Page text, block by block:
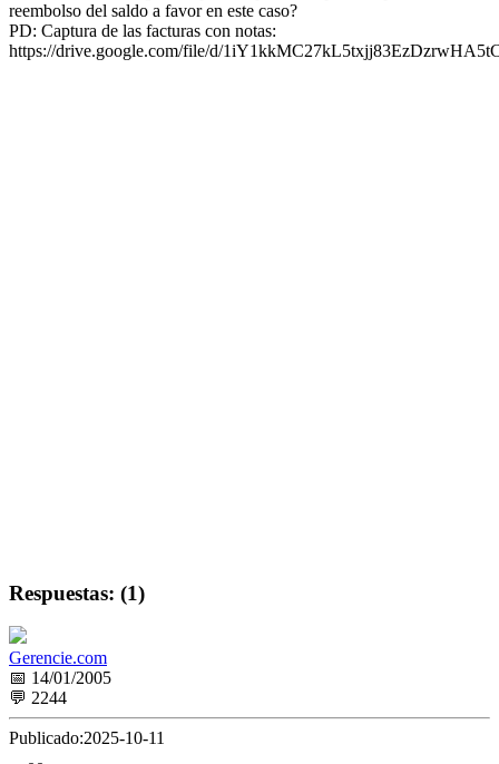
reembolso del saldo a favor en este caso?
PD: Captura de las facturas con notas:
https://drive.google.com/file/d/
Respuestas: (1)
Gerencie.com
📅 14/01/2005
💬 2244
Publicado:2025-10-11